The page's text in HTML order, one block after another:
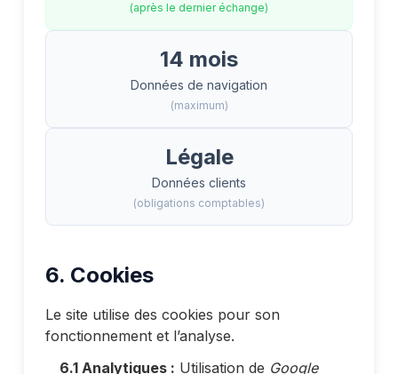
(après le dernier échange)
14 mois
Données de navigation
(maximum)
Légale
Données clients
(obligations comptables)
6. Cookies
Le site utilise des cookies pour son
fonctionnement et l’analyse.
6.1 Analytiques : Utilisation de Google